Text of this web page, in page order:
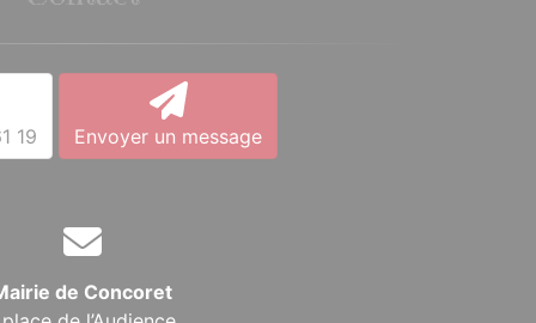
19 Envoyer un message
de Concoret